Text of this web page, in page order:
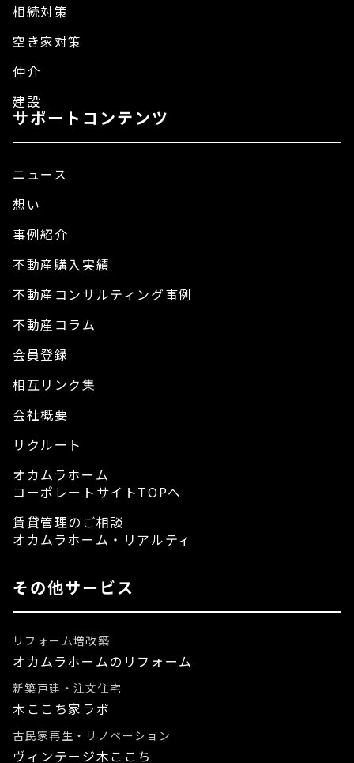
相続対策
空き家対策
仲介
建設
サポートコンテンツ
ニュース
想い
事例紹介
不動産購入実績
不動産コンサルティング事例
不動産コラム
会員登録
相互リンク集
会社概要
リクルート
オカムラホーム
コーポレートサイトTOPへ
賃貸管理のご相談
オカムラホーム・リアルティ
その他サービス
リフォーム増改築
オカムラホームのリフォーム
新築戸建・注文住宅
木ここち家ラボ
古民家再生・リノベーション
ヴィンテージ木ここち